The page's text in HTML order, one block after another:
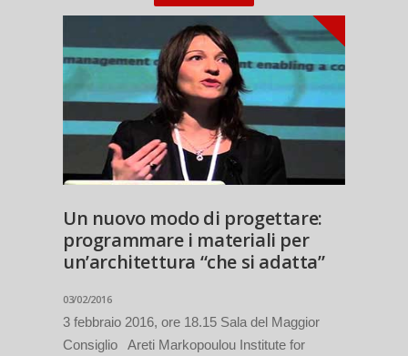
Un nuovo modo di progettare:
programmare i materiali per
un’architettura “che si adatta”
03/02/2016
3 febbraio 2016, ore 18.15 Sala del Maggior
Consiglio Areti Markopoulou Institute for